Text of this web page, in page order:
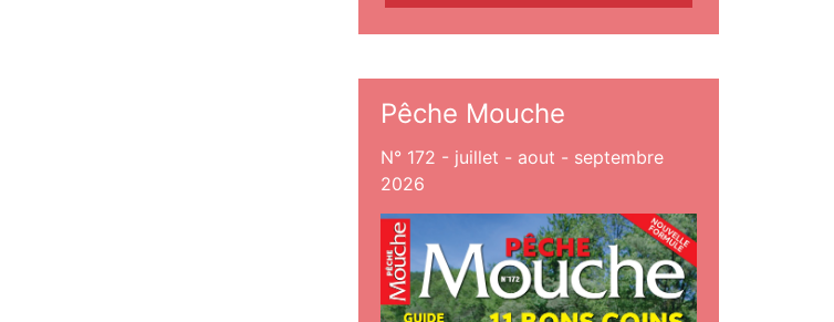
Pêche Mouche
N° 172 - juillet - aout - septembre
2026